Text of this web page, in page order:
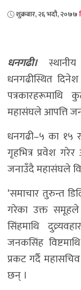
शुक्रबार, २६ भदौ, २०७७
धनगढी।
धनगढीस्थित
पत्रकारहरूमाथि
महासंघले आपत्ति
धनगढी–५ का १५
गृहभित्र प्रवेश
जनाउँदै महासंघले
‘समाचार तुरुन्त
गरेका उक्त समूहले
सिंहमाथि
जनकसिंह
प्रकट गर्दै
छन् ।